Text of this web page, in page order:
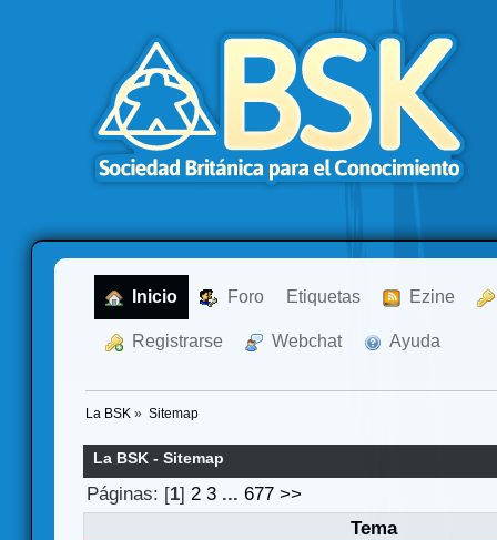
Inicio Foro Etiquetas Ezine
Registrarse Webchat Ayuda
La BSK » Sitemap
La BSK - Sitemap
Páginas: [1]2 3 ...677 >>
Tema